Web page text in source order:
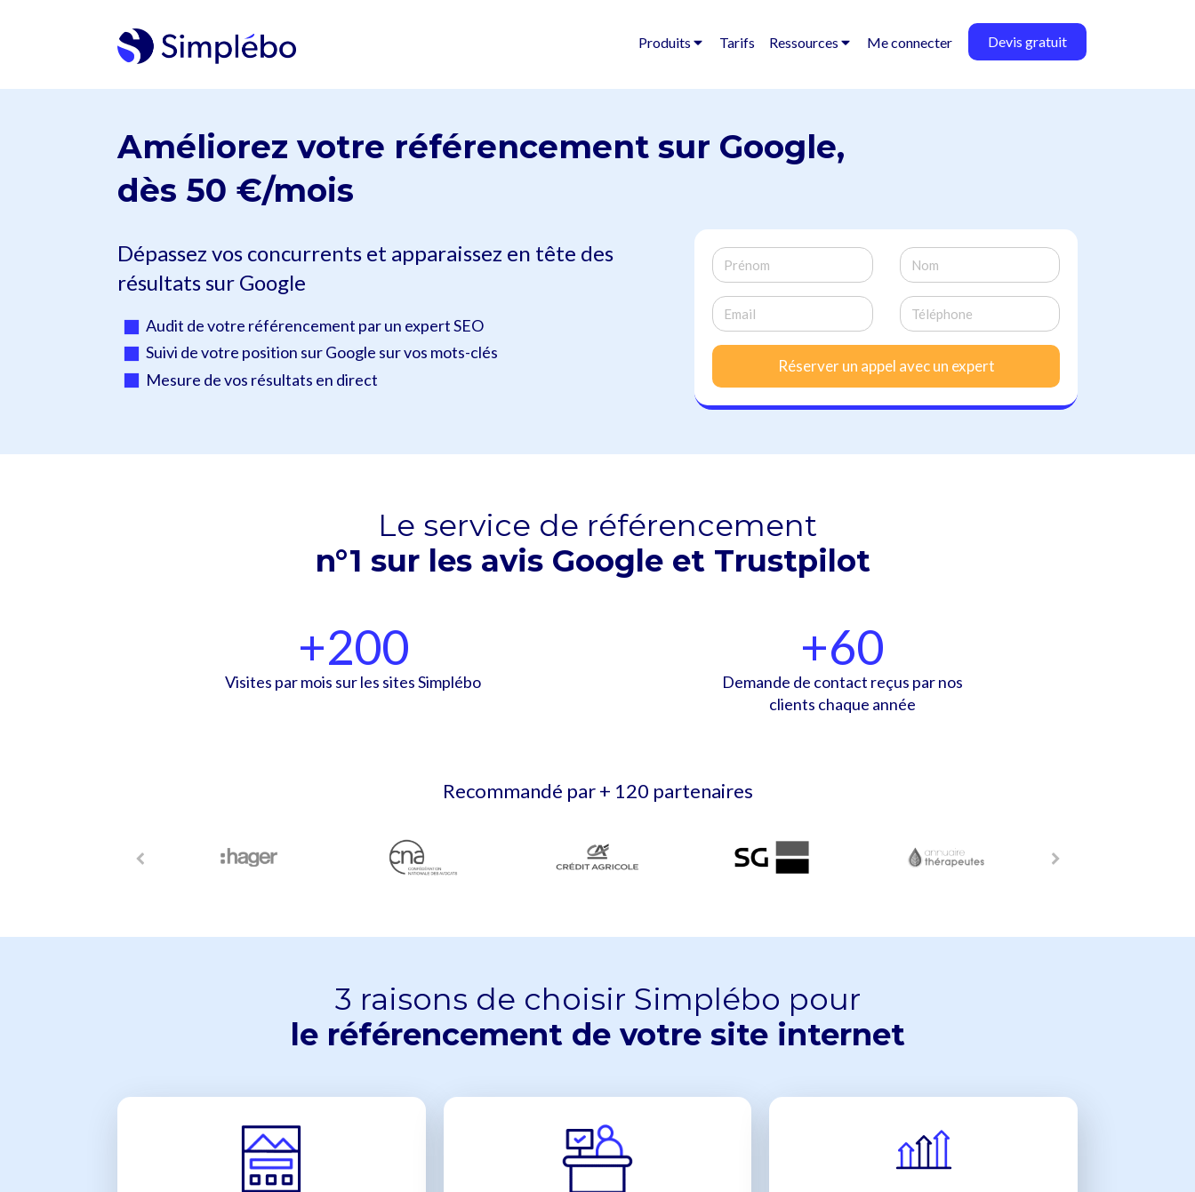
Produits Tarifs Ressources Me connecter Devis gratuit
Améliorez votre référencement sur Google,
dès 50 €/mois
Dépassez vos concurrents et apparaissez en tête des
résultats sur Google
Audit de votre référencement par un expert SEO
Suivi de votre position sur Google sur vos mots-clés
Mesure de vos résultats en direct
Réserver un appel avec un expert
Le service de référencement
n°1 sur les avis Google et Trustpilot
+200
Visites par mois sur les sites Simplébo
+60
Demande de contact reçus par nos
clients chaque année
Recommandé par + 120 partenaires
3 raisons de choisir Simplébo pour
le référencement de votre site internet